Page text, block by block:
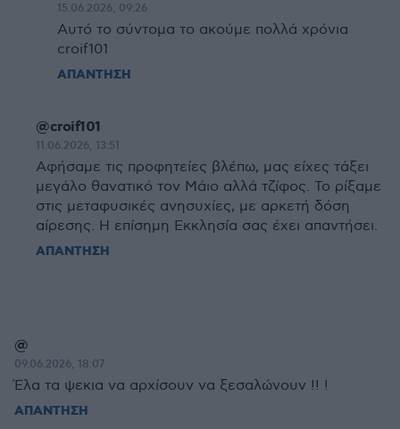
15.06.2026, 09:26
Αυτό το σύντομα το ακούμε πολλά χρόνια
croif101
ΑΠΑΝΤΗΣΗ
@croif101
11.06.2026, 13:51
Αφήσαμε τις προφητείες βλέπω, μας είχες τάξει
μεγάλο θανατικό τον Μάιο αλλά τζίφος. Το ρίξαμε
στις μεταφυσικές ανησυχίες, με αρκετή δόση
αίρεσης. Η επίσημη Εκκλησία σας έχει απαντήσει.
ΑΠΑΝΤΗΣΗ
@
09.06.2026, 18:07
Έλα τα ψεκια να αρχίσουν να ξεσαλώνουν !! !
ΑΠΑΝΤΗΣΗ